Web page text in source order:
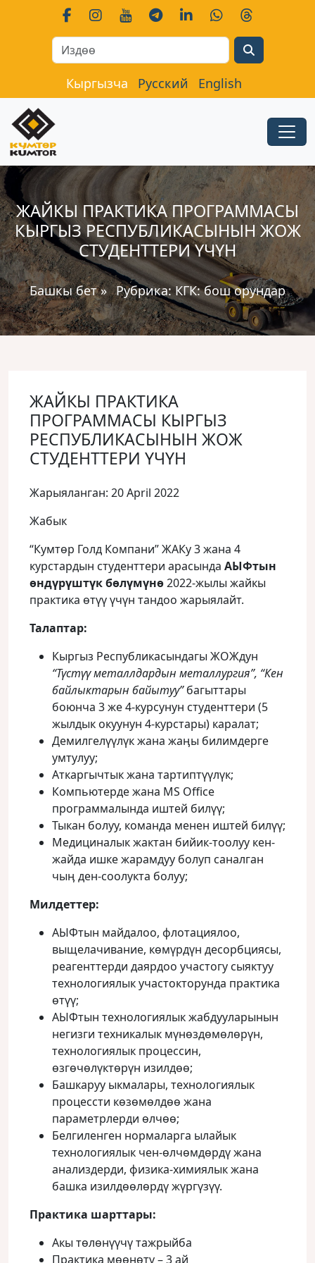
Кыргызча Русский English
ЖАЙКЫ ПРАКТИКА ПРОГРАММАСЫ
КЫРГЫЗ РЕСПУБЛИКАСЫНЫН ЖОЖ
СТУДЕНТТЕРИ ҮЧҮН
Башкы бет» Рубрика:КГК: бош орундар
ЖАЙКЫ ПРАКТИКА
ПРОГРАММАСЫ КЫРГЫЗ
РЕСПУБЛИКАСЫНЫН ЖОЖ
СТУДЕНТТЕРИ ҮЧҮН
Жарыяланган: 20 April 2022
Жабык
“Кумтөр Голд Компани” ЖАКу 3 жана 4
курстардын студенттери арасында АЫФтын
өндүрүштүк бөлүмүнө2022-жылы жайкы
практика өтүү үчүн тандоо жарыялайт.
Талаптар:
Кыргыз Республикасындагы ЖОЖдун
“Түстүү металлдардын металлургия”, “Кен
байлыктарын байытуу”багыттары
боюнча 3 же 4-курсунун студенттери (5
жылдык окуунун 4-курстары) каралат;
Демилгелүүлүк жана жаӊы билимдерге
умтулуу;
Аткаргычтык жана тартиптүүлүк;
Компьютерде жана MS Office
программалында иштей билүү;
Тыкан болуу, команда менен иштей билүү;
Медициналык жактан бийик-тоолуу кен-
жайда ишке жарамдуу болуп саналган
чыӊ ден-соолукта болуу;
Милдеттер:
АЫФтын майдалоо, флотациялоо,
выщелачивание, көмүрдүн десорбциясы,
реагенттерди даярдоо участогу сыяктуу
технологиялык участокторунда практика
өтүү;
АЫФтын технологиялык жабдууларынын
негизги техникалык мүнөздөмөлөрүн,
технологиялык процессин,
өзгөчөлүктөрүн изилдөө;
Башкаруу ыкмалары, технологиялык
процессти көзөмөлдөө жана
параметрлерди өлчөө;
Белгиленген нормаларга ылайык
технологиялык чен-өлчөмдөрдү жана
анализдерди, физика-химиялык жана
башка изилдөөлөрдү жүргүзүү.
Практика шарттары:
Акы төлөнүүчү тажрыйба
Практика мөөнөтү – 3 ай